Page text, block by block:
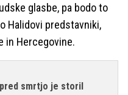
glasbe, pa bodo to
Halidovi predstavniki,
in Hercegovine.
smrtjo je storil